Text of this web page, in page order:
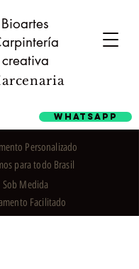
Personalizado
para todo Brasil
Sob Medida
Facilitado
Bioartes
creativa
Whatsapp